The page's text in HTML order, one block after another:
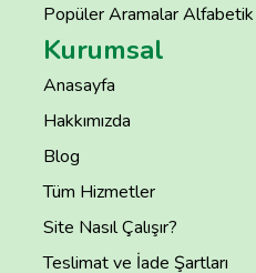
Popüler Aramalar Alfabetik
Kurumsal
Anasayfa
Hakkımızda
Blog
Tüm Hizmetler
Site Nasıl Çalışır?
Teslimat ve İade Şartları